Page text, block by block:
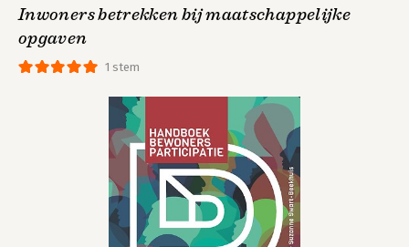
1 stem
Inwoners betrekken bij maatschappelijke
opgaven